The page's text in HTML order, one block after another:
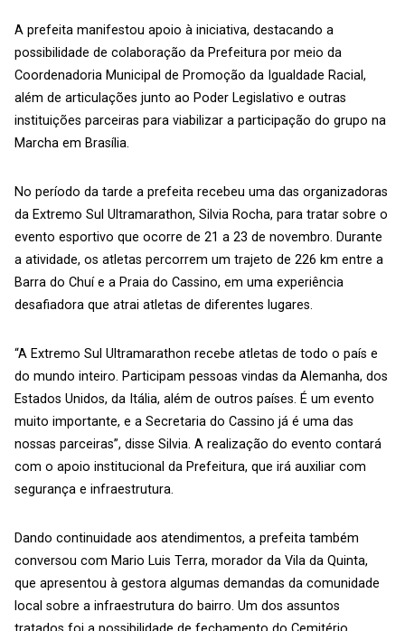
A prefeita manifestou apoio à iniciativa, destacando a
possibilidade de colaboração da Prefeitura por meio da
Coordenadoria Municipal de Promoção da Igualdade Racial,
além de articulações junto ao Poder Legislativo e outras
instituições parceiras para viabilizar a participação do grupo na
Marcha em Brasília.
No período da tarde a prefeita recebeu uma das organizadoras
da Extremo Sul Ultramarathon, Silvia Rocha, para tratar sobre o
evento esportivo que ocorre de 21 a 23 de novembro. Durante
a atividade, os atletas percorrem um trajeto de 226 km entre a
Barra do Chuí e a Praia do Cassino, em uma experiência
desafiadora que atrai atletas de diferentes lugares.
“A Extremo Sul Ultramarathon recebe atletas de todo o país e
do mundo inteiro. Participam pessoas vindas da Alemanha, dos
Estados Unidos, da Itália, além de outros países. É um evento
muito importante, e a Secretaria do Cassino já é uma das
nossas parceiras”, disse Silvia. A realização do evento contará
com o apoio institucional da Prefeitura, que irá auxiliar com
segurança e infraestrutura.
Dando continuidade aos atendimentos, a prefeita também
conversou com Mario Luis Terra, morador da Vila da Quinta,
que apresentou à gestora algumas demandas da comunidade
local sobre a infraestrutura do bairro. Um dos assuntos